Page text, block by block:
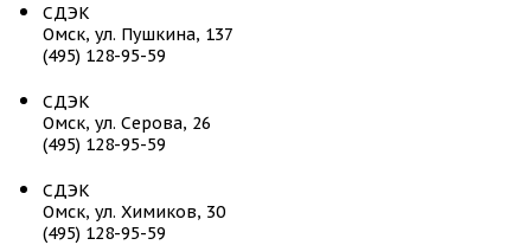
СДЭК
Омск, ул. Пушкина, 137
(495) 128-95-59
СДЭК
Омск, ул. Серова, 26
(495) 128-95-59
СДЭК
Омск, ул. Химиков, 30
(495) 128-95-59